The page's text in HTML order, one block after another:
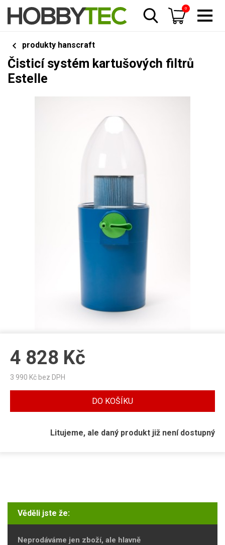
0
produkty hanscraft
Čisticí systém kartušových filtrů
Estelle
4 828 Kč
3 990 Kč bez DPH
DO KOŠÍKU
Litujeme, ale daný produkt již není dostupný
Věděli jste že:
Neprodáváme jen zboží, ale hlavně